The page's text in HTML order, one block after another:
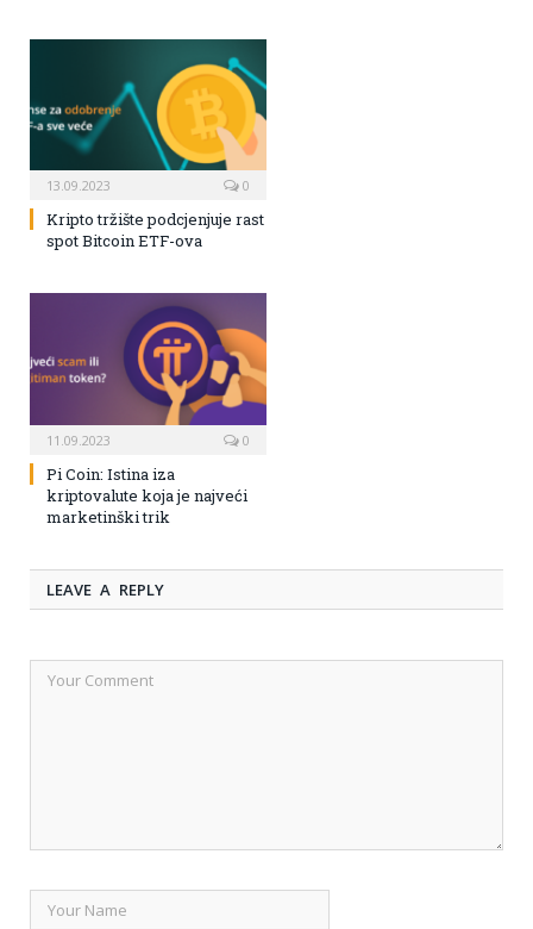
13.09.2023 0
Kripto tržište podcjenjuje rast
spot Bitcoin ETF-ova
11.09.2023 0
Pi Coin: Istina iza
kriptovalute koja je najveći
marketinški trik
LEAVE A REPLY